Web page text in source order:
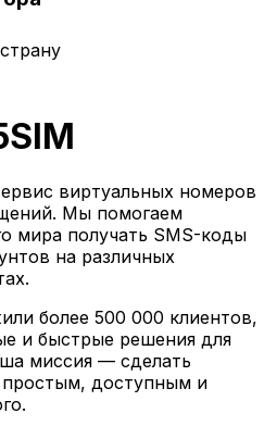
виртуальных номеров
Мы помогаем
мира получать SMS-коды
на различных
более 500 000 клиентов,
и быстрые решения для
миссия — сделать
доступным и